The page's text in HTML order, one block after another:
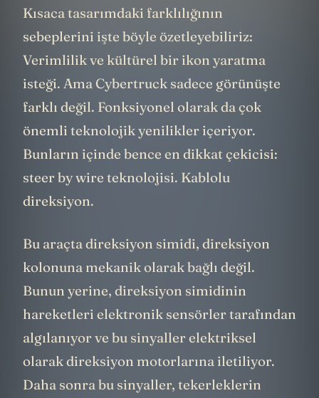
Kısaca tasarımdaki farklılığının
sebeplerini işte böyle özetleyebiliriz:
Verimlilik ve kültürel bir ikon yaratma
isteği. Ama Cybertruck sadece görünüşte
farklı değil. Fonksiyonel olarak da çok
önemli teknolojik yenilikler içeriyor.
Bunların içinde bence en dikkat çekicisi:
steer by wire teknolojisi. Kablolu
direksiyon.
Bu araçta direksiyon simidi, direksiyon
kolonuna mekanik olarak bağlı değil.
Bunun yerine, direksiyon simidinin
hareketleri elektronik sensörler tarafından
algılanıyor ve bu sinyaller elektriksel
olarak direksiyon motorlarına iletiliyor.
Daha sonra bu sinyaller, tekerleklerin